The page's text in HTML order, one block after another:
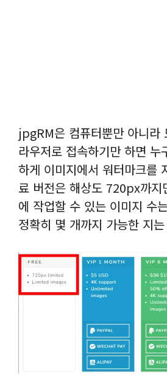
jpgRM은 컴퓨터뿐만 아니라
라우저로 접속하기만 하면 누
하게 이미지에서 워터마크를
료 버전은 해상도 720px까지
에 작업할 수 있는 이미지 수
정확히 몇 개까지 가능한 지